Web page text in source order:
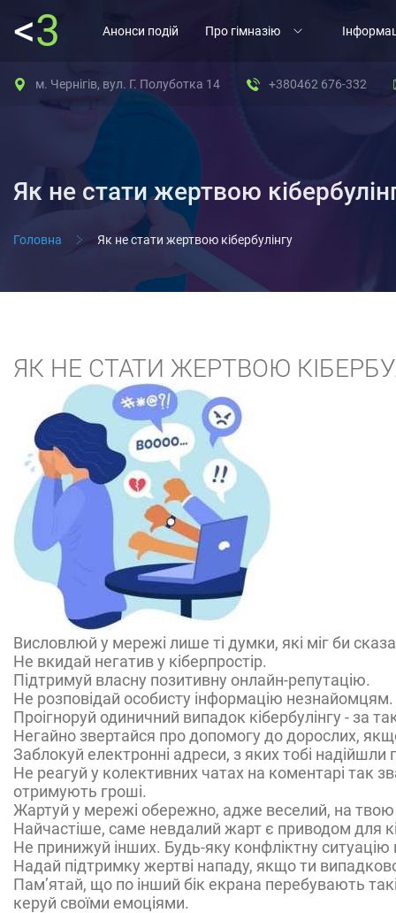
<3 Анонси подій Про гімназію
м. Чернігів, вул. Г. Полуботка 14 +380462 676-332
Як не стати жертвою
Головна Як не стати жертвою кібербулінгу
ЯК НЕ СТАТИ ЖЕРТВОЮ
Висловлюй у мережі лише ті думки, які міг би
Не вкидай негатив у кіберпростір.
Підтримуй власну позитивну онлайн-репутацію.
Не розповідай особисту інформацію незнайомцям.
Проігноруй одиничний випадок кібербулінгу - за
Негайно звертайся про допомогу до дорослих,
Заблокуй електронні адреси, з яких тобі
Не реагуй у колективних чатах на коментарі так
отримують гроші.
Жартуй у мережі обережно, адже веселий, на
Найчастіше, саме невдалий жарт є приводом для
Не принижуй інших. Будь-яку конфліктну ситуацію
Надай підтримку жертві нападу, якщо ти
Пам’ятай, що по інший бік екрана перебувають
керуй своїми емоціями.